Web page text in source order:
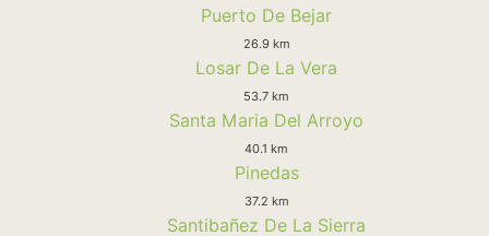
Puerto De Bejar
26.9 km
Losar De La Vera
53.7 km
Santa Maria Del Arroyo
40.1 km
Pinedas
37.2 km
Santibañez De La Sierra